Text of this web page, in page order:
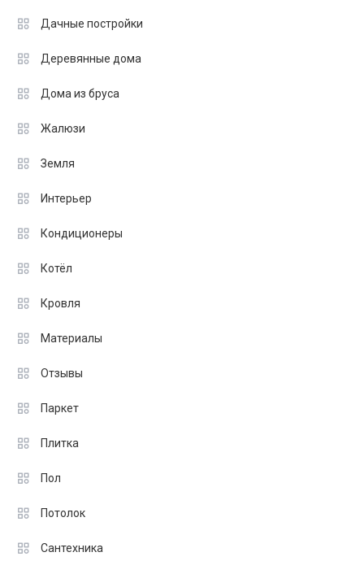
Дачные постройки
Деревянные дома
Дома из бруса
Жалюзи
Земля
Интерьер
Кондиционеры
Котёл
Кровля
Материалы
Отзывы
Паркет
Плитка
Пол
Потолок
Сантехника